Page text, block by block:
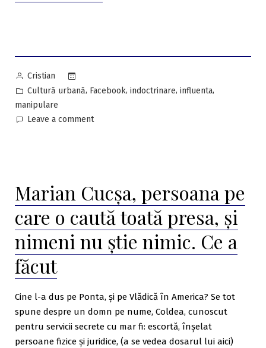
Posted
by
Cristian
Posted
in
Cultură urbană, Facebook, indoctrinare, influenta,
manipulare
Leave a commenton
Despre
o
vorbă….
USR!
Marian Cucșa, persoana pe
care o caută toată presa, și
nimeni nu știe nimic. Ce a
făcut
Cine l-a dus pe Ponta, și pe Vlădică în America? Se tot
spune despre un domn pe nume, Coldea, cunoscut
pentru servicii secrete cu mar fi: escortă, înșelat
persoane fizice și juridice, (a se vedea dosarul lui aici)